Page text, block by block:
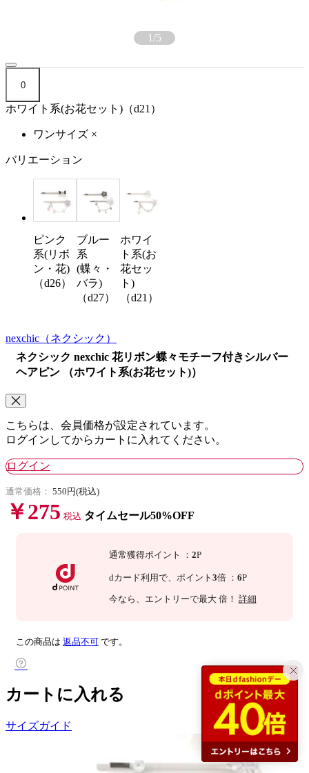
1/5
0
ホワイト系(お花セット)（d21）
ワンサイズ ×
バリエーション
ピンク
系(リボ
ン・花)
（d26）
ブルー
系
(蝶々・
バラ)
（d27）
ホワイ
ト系(お
花セッ
ト)
（d21）
nexchic （ネクシック）
ネクシック nexchic 花リボン蝶々モチーフ付きシルバー
ヘアピン （ホワイト系(お花セット)）
こちらは、会員価格が設定されています。
ログインしてからカートに入れてください。
ログイン
通常価格： 550円(税込)
￥275 税込 タイムセール50%OFF
通常獲得ポイント ： 2P
dカード利用で、 ポイント 3倍 ： 6P
今なら 、エントリーで最大 倍！ 詳細
この商品は 返品不可 です。
カートに入れる
サイズガイド